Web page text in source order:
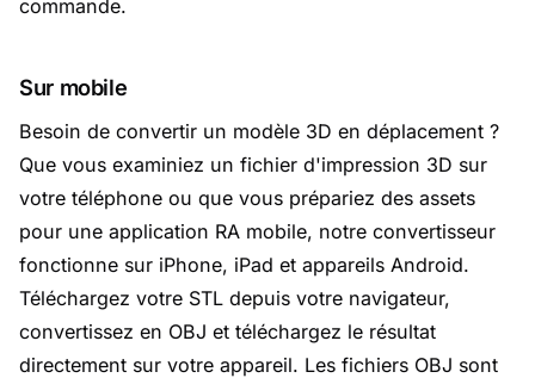
commande.
Sur mobile
Besoin de convertir un modèle 3D en déplacement ?
Que vous examiniez un fichier d'impression 3D sur
votre téléphone ou que vous prépariez des assets
pour une application RA mobile, notre convertisseur
fonctionne sur iPhone, iPad et appareils Android.
Téléchargez votre STL depuis votre navigateur,
convertissez en OBJ et téléchargez le résultat
directement sur votre appareil. Les fichiers OBJ sont